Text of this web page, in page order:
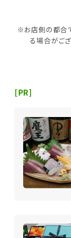
※お店側の都合
る場合がご
[PR]